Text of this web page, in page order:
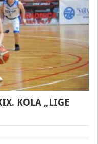
KOLA „LIGE